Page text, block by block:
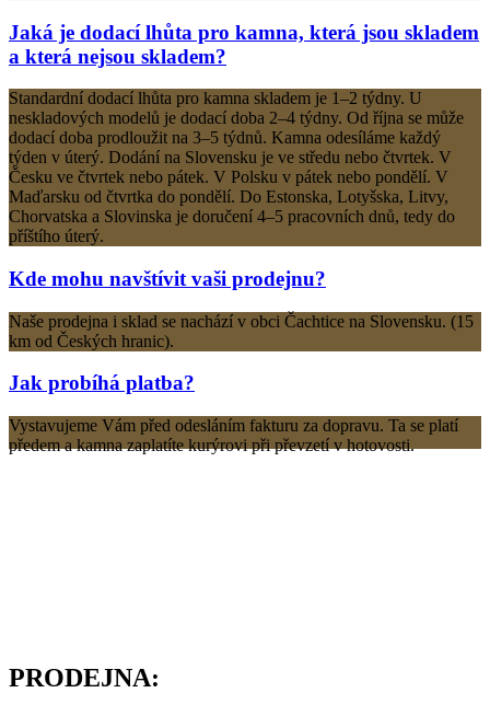
Jaká je dodací lhůta pro kamna, která jsou skladem
a která nejsou skladem?
Standardní dodací lhůta pro kamna skladem je 1–2 týdny. U
neskladových modelů je dodací doba 2–4 týdny. Od října se může
dodací doba prodloužit na 3–5 týdnů. Kamna odesíláme každý
týden v úterý. Dodání na Slovensku je ve středu nebo čtvrtek. V
Česku ve čtvrtek nebo pátek. V Polsku v pátek nebo pondělí. V
Maďarsku od čtvrtka do pondělí. Do Estonska, Lotyšska, Litvy,
Chorvatska a Slovinska je doručení 4–5 pracovních dnů, tedy do
příštího úterý.
Kde mohu navštívit vaši prodejnu?
Naše prodejna i sklad se nachází v obci Čachtice na Slovensku. (15
km od Českých hranic).
Jak probíhá platba?
Vystavujeme Vám před odesláním fakturu za dopravu. Ta se platí
předem a kamna zaplatíte kurýrovi při převzetí v hotovosti.
PRODEJNA: